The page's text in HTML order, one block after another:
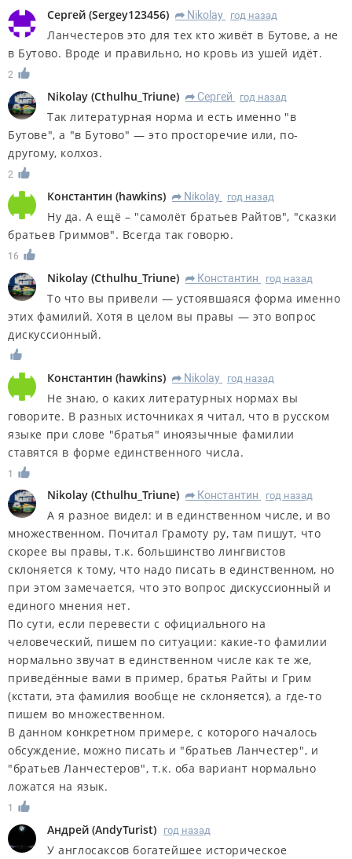
Сергей (Sergey123456) R Nikolay год назад
Ланчестеров это для тех кто живёт в Бутове, а не
в Бутово. Вроде и правильно, но кровь из ушей идёт.
2
Nikolay (Cthulhu_Triune) R Сергей год назад
Так литературная норма и есть именно "в
Бутове", а "в Бутово" ― это просторечие или, по-
другому, колхоз.
2
Константин (hawkins) R Nikolay год назад
Ну да. А ещё – "самолёт братьев Райтов", "сказки
братьев Гриммов". Всегда так говорю.
16
Nikolay (Cthulhu_Triune) R Константин год назад
То что вы привели ― устоявшаяся форма именно
этих фамилий. Хотя в целом вы правы ― это вопрос
дискуссионный.
Константин (hawkins) R Nikolay год назад
Не знаю, о каких литературных нормах вы
говорите. В разных источниках я читал, что в русском
языке при слове "братья" иноязычные фамилии
ставятся в форме единственного числа.
1
Nikolay (Cthulhu_Triune) R Константин год назад
А я разное видел: и в единственном числе, и во
множественном. Почитал Грамоту ру, там пишут, что
скорее вы правы, т.к. большинство лингвистов
склоняется к тому, что надо писать в единственном, но
при этом замечается, что это вопрос дискуссионный и
единого мнения нет.
По сути, если перевести с официального на
человеческий, пишем по ситуации: какие-то фамилии
нормально звучат в единственном числе как те же,
приведённые вами в пример, братья Райты и Грим
(кстати, эта фамилия вообще не склоняется), а где-то
пишем во множественном.
В данном конкретном примере, с которого началось
обсуждение, можно писать и "братьев Ланчестер", и
"братьев Ланчестеров", т.к. оба вариант нормально
ложатся на язык.
1
Андрей (AndyTurist) год назад
У англосаксов богатейшее историческое